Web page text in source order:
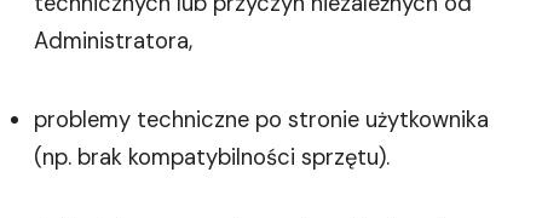
Administratora,
problemy techniczne po stronie użytkownika
(np. brak kompatybilności sprzętu).